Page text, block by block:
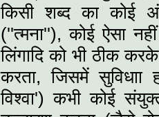
किसी शब्द का कोई
(''त्मना''), कोई ऐसा
लिंगादि को भी ठीक
करता, जिसमें सुविधाा
विश्वा') कभी कोई